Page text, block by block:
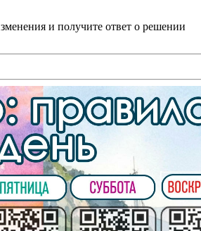
и получите ответ о решении